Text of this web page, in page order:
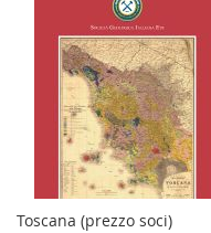
Toscana (prezzo soci)